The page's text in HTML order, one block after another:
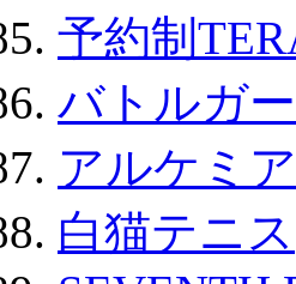
予約制
バトルガ
アルケミ
白猫テニス